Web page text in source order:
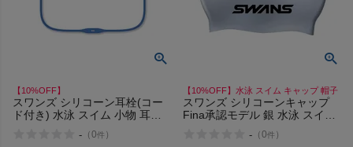
【10%OFF】
スワンズ シリコーン耳栓(コー
ド付き) 水泳 スイム 小物 耳栓
- （0件 ）
【10%OFF】水泳 スイム キャップ 帽子
スワンズ シリコーンキャップ
Fina承認モデル 銀 水泳 スイム
- （0件 ）